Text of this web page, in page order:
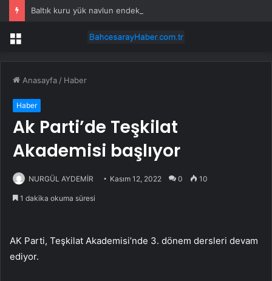
Baltık kuru yük navlun endeksi iki ayın zirvesinde
Menü
Anasayfa / Haber
Haber
Ak Parti’de Teşkilat
Akademisi başlıyor
NURGÜL AYDEMİR Kasım 12, 2022 0 10
1 dakika okuma süresi
AK Parti, Teşkilat Akademisi’nde 3. dönem dersleri devam
ediyor.